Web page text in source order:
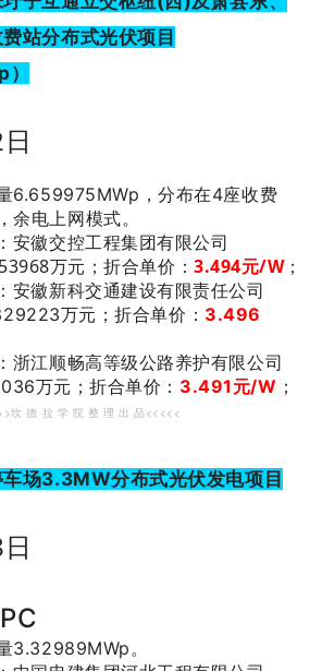
站分布式光伏项目
6.659975MWp，分布在4座收费
余电上网模式。
：安徽交控工程集团有限公司
万元；折合单价：3.494元/W；
：安徽新科交通建设有限责任公司
万元；折合单价： 3.496
：浙江顺畅高等级公路养护有限公司
万元；折合单价： 3.491元/W ；
坎 德 拉 学 院 整 理 出 品<<<<<
场3.3MW分布式光伏发电项目
3.32989MWp。